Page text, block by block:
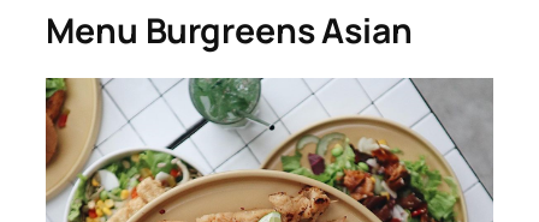
Menu Burgreens Asian